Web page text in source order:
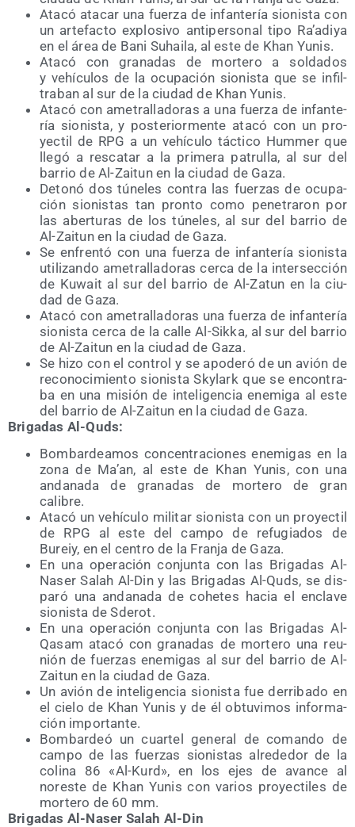
Ata­có ata­car una fuer­za de infan­te­ría sio­nis­ta con
un arte­fac­to explo­si­vo anti­per­so­nal tipo Ra’a­di­ya
en el área de Bani Suhai­la, al este de Khan Yunis.
Ata­có con gra­na­das de mor­te­ro a sol­da­dos
y vehícu­los de la ocu­pa­ción sio­nis­ta que se infil­
tra­ban al sur de la ciu­dad de Khan Yunis.
Ata­có con ame­tra­lla­do­ras a una fuer­za de infan­te­
ría sio­nis­ta, y pos­te­rior­men­te ata­có con un pro­
yec­til de RPG a un vehícu­lo tác­ti­co Hum­mer que
lle­gó a res­ca­tar a la pri­me­ra patru­lla, al sur del
barrio de Al-Zai­tun en la ciu­dad de Gaza.
Deto­nó dos túne­les con­tra las fuer­zas de ocu­pa­
ción sio­nis­tas tan pron­to como pene­tra­ron por
las aber­tu­ras de los túne­les, al sur del barrio de
Al-Zai­tun en la ciu­dad de Gaza.
Se enfren­tó con una fuer­za de infan­te­ría sio­nis­ta
uti­li­zan­do ame­tra­lla­do­ras cer­ca de la inter­sec­ción
de Kuwait al sur del barrio de Al-Zatun en la ciu­
dad de Gaza.
Ata­có con ame­tra­lla­do­ras una fuer­za de infan­te­ría
sio­nis­ta cer­ca de la calle Al-Sik­ka, al sur del barrio
de Al-Zai­tun en la ciu­dad de Gaza.
Se hizo con el con­trol y se apo­de­ró de un avión de
reco­no­ci­mien­to sio­nis­ta Sky­lark que se encon­tra­
ba en una misión de inte­li­gen­cia enemi­ga al este
del barrio de Al-Zai­tun en la ciu­dad de Gaza.
Bri­ga­das Al-Quds:
Bom­bar­dea­mos con­cen­tra­cio­nes enemi­gas en la
zona de Ma’an, al este de Khan Yunis, con una
anda­na­da de gra­na­das de mor­te­ro de gran
calibre.
Ata­có un vehícu­lo mili­tar sio­nis­ta con un pro­yec­til
de RPG al este del cam­po de refu­gia­dos de
Bureiy, en el cen­tro de la Fran­ja de Gaza.
En una ope­ra­ción con­jun­ta con las Bri­ga­das Al-
Naser Salah Al-Din y las Bri­ga­das Al-Quds, se dis­
pa­ró una anda­na­da de cohe­tes hacia el encla­ve
sio­nis­ta de Sderot.
En una ope­ra­ción con­jun­ta con las Bri­ga­das Al-
Qasam ata­có con gra­na­das de mor­te­ro una reu­
nión de fuer­zas enemi­gas al sur del barrio de Al-
Zai­tun en la ciu­dad de Gaza.
Un avión de inte­li­gen­cia sio­nis­ta fue derri­ba­do en
el cie­lo de Khan Yunis y de él obtu­vi­mos infor­ma­
ción importante.
Bom­bar­deó un cuar­tel gene­ral de coman­do de
cam­po de las fuer­zas sio­nis­tas alre­de­dor de la
coli­na 86 «Al-Kurd», en los ejes de avan­ce al
nores­te de Khan Yunis con varios pro­yec­ti­les de
mor­te­ro de 60 mm.
Bri­ga­das Al-Naser Salah Al-Din